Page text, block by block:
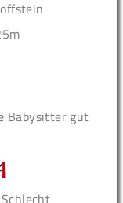
Babysitter gut